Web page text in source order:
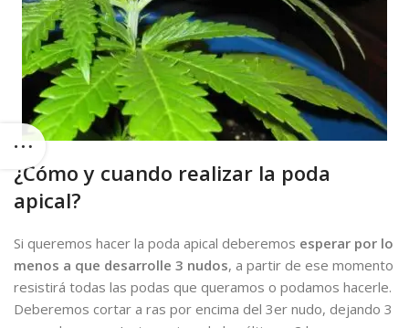
¿Cómo y cuando realizar la poda
apical?
Si queremos hacer la poda apical deberemos esperar por lo
menos a que desarrolle 3 nudos, a partir de ese momento
resistirá todas las podas que queramos o podamos hacerle.
Deberemos cortar a ras por encima del 3er nudo, dejando 3